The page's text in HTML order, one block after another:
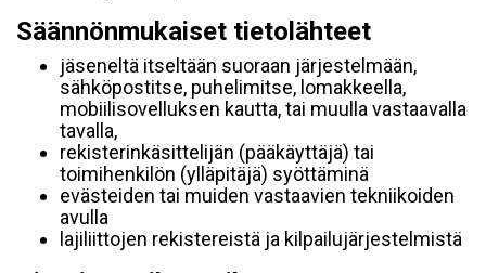
Säännönmukaiset tietolähteet
jäseneltä itseltään suoraan järjestelmään,
sähköpostitse, puhelimitse, lomakkeella,
mobiilisovelluksen kautta, tai muulla vastaavalla
tavalla,
rekisterinkäsittelijän (pääkäyttäjä) tai
toimihenkilön (ylläpitäjä) syöttäminä
evästeiden tai muiden vastaavien tekniikoiden
avulla
lajiliittojen rekistereistä ja kilpailujärjestelmistä